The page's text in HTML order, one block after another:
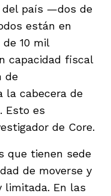
del país —dos de
están en
10 mil
capacidad fiscal
de
la cabecera de
Esto es
de Core.
que tienen sede
de moverse y
limitada. En las